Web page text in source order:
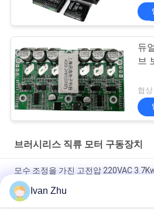
듀
브
협
브러시리스 직류 모터 구동장치
모수 조정을 가진 고전압 220VAC
어떤 홀 브러시리스 직류 전동기 운전
승하지 않는 열흡수원
Ivan Zhu